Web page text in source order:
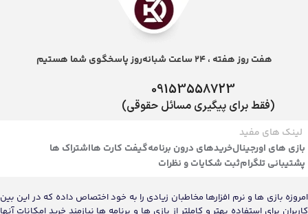
هفت روز هفته ، 24 ساعت شبانه‌روز پاسخگوی شما هستیم
09153558723
(فقط برای پیگیری مسائل حقوقی)
لینک های مفید
بازی های اورجینالخریدهای درون برنامهگیفت کارت هااشتراک ها
پشتیبانی تلگرامثبت شکایات و نظرات
امروزه بازی ها و نرم افزارها مخاطبان زیادی را به خود اختصاص داده که در این بین
کاربران برای استفاده بهتر و کاملتر از بازی ها و برنامه ها نیازمند خرید امکانات آنها